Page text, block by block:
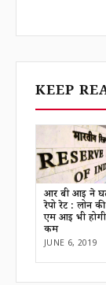
KEEP
आर बी आई ने
रेपो रेट : लोन
एम आई भी होगी
कम
JUNE 6, 2019